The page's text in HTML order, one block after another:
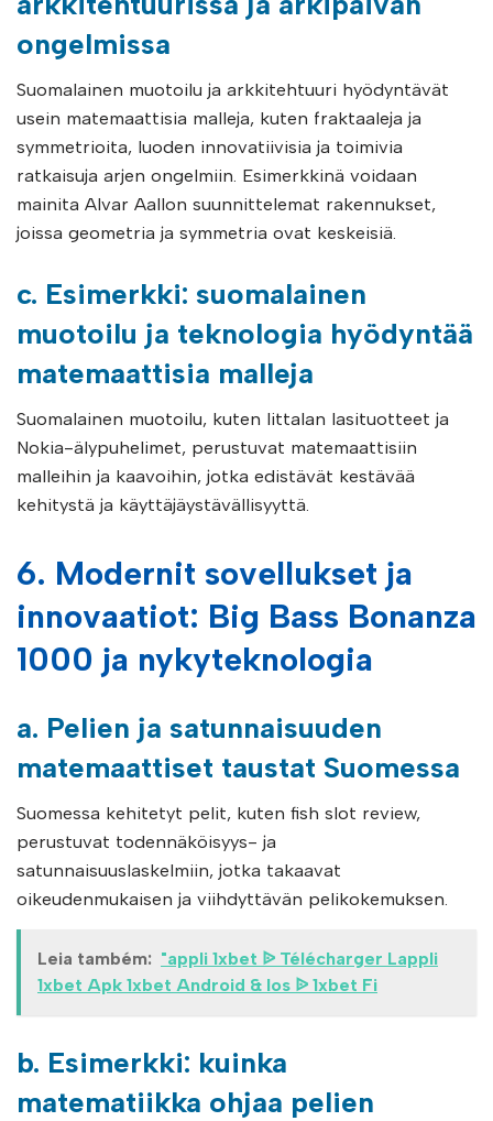
ongelmissa
Suomalainen muotoilu ja arkkitehtuuri hyödyntävät
usein matemaattisia malleja, kuten fraktaaleja ja
symmetrioita, luoden innovatiivisia ja toimivia
ratkaisuja arjen ongelmiin. Esimerkkinä voidaan
mainita Alvar Aallon suunnittelemat rakennukset,
joissa geometria ja symmetria ovat keskeisiä.
c. Esimerkki: suomalainen
muotoilu ja teknologia hyödyntää
matemaattisia malleja
Suomalainen muotoilu, kuten Iittalan lasituotteet ja
Nokia-älypuhelimet, perustuvat matemaattisiin
malleihin ja kaavoihin, jotka edistävät kestävää
kehitystä ja käyttäjäystävällisyyttä.
6. Modernit sovellukset ja
innovaatiot: Big Bass Bonanza
1000 ja nykyteknologia
a. Pelien ja satunnaisuuden
matemaattiset taustat Suomessa
Suomessa kehitetyt pelit, kuten fish slot review,
perustuvat todennäköisyys- ja
satunnaisuuslaskelmiin, jotka takaavat
oikeudenmukaisen ja viihdyttävän pelikokemuksen.
Leia também: "appli 1xbet ᐉ Télécharger Lappli
1xbet Apk 1xbet Android & Ios ᐉ 1xbet Fi
b. Esimerkki: kuinka
matematiikka ohjaa pelien